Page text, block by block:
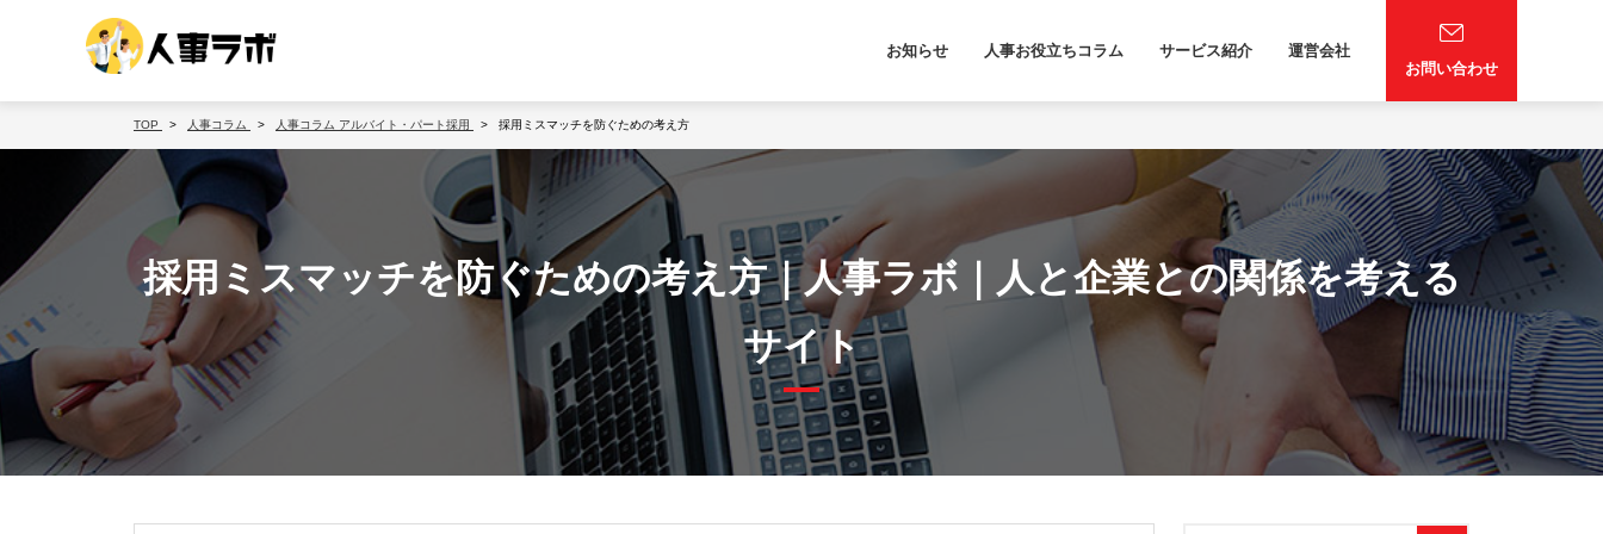
お知らせ 人事お役立ちコラム サービス紹介
運営会社
お問い合わせ
TOP 人事コラム 人事コラム アルバイト・パート採用 採用ミスマッチを防ぐための考え方
採用ミスマッチを防ぐための考え方｜人事ラボ｜人と企業との関係を考える
サイト